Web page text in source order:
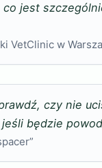
jest
VetClinic w
czy nie
będzie